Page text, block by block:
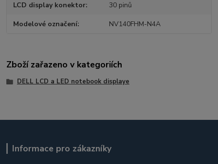
LCD display konektor 30 pinů
Modelové označení NV140FHM-N4A
Zboží zařazeno v kategoriích
DELL LCD a LED notebook displaye
Informace pro zákazníky